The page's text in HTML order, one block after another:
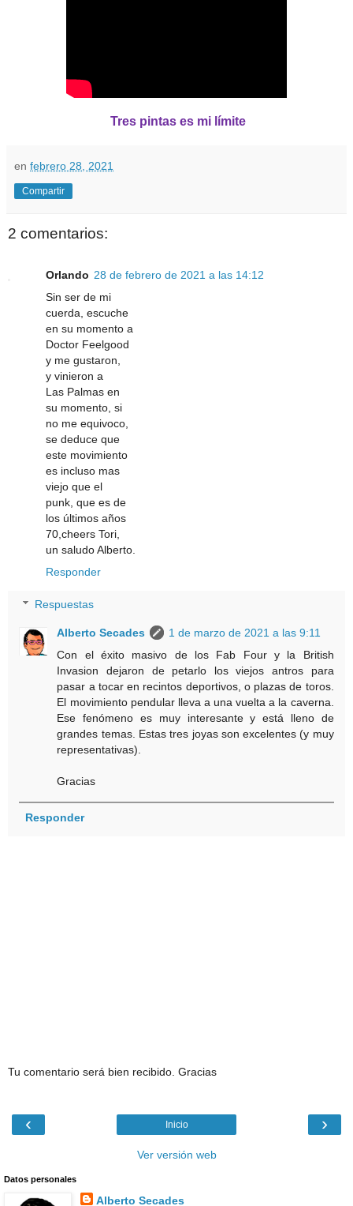
Tres pintas es mi límite
en febrero 28, 2021
Compartir
2 comentarios:
Orlando 28 de febrero de 2021 a las 14:12
Sin ser de mi
cuerda, escuche
en su momento a
Doctor Feelgood
y me gustaron,
y vinieron a
Las Palmas en
su momento, si
no me equivoco,
se deduce que
este movimiento
es incluso mas
viejo que el
punk, que es de
los últimos años
70,cheers Tori,
un saludo Alberto.
Responder
Respuestas
Alberto Secades
1 de marzo de 2021 a las 9:11
Con el éxito masivo de los Fab Four y la British
Invasion dejaron de petarlo los viejos antros para
pasar a tocar en recintos deportivos, o plazas de toros.
El movimiento pendular lleva a una vuelta a la caverna.
Ese fenómeno es muy interesante y está lleno de
grandes temas. Estas tres joyas son excelentes (y muy
representativas).
Gracias
Responder
Tu comentario será bien recibido. Gracias
‹ ›
Inicio
Ver versión web
Datos personales
Alberto Secades